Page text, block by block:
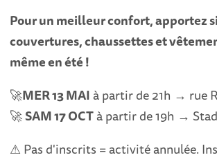
Pour un meilleur confort, apportez
couvertures, chaussettes et
même en été !
🚀MER 13 MAIà partir de 21h → rue
🚀SAM 17 OCTà partir de 19h →
⚠ Pas d'inscrits = activité annulée.